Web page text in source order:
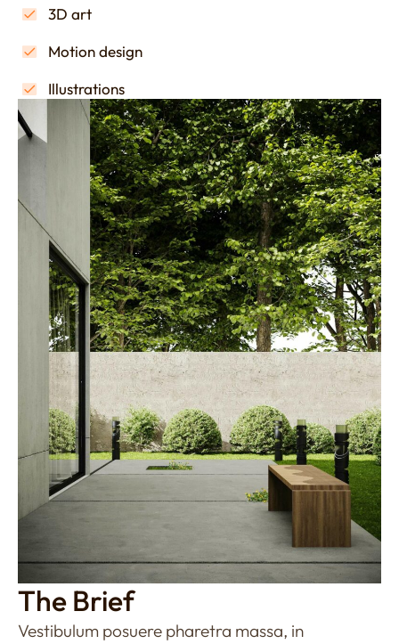
3D art
Motion design
Illustrations
The Brief
Vestibulum posuere pharetra massa, in